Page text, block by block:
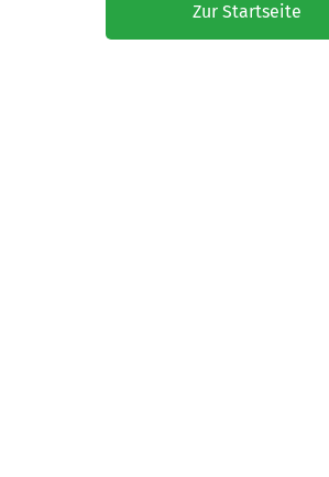
Zur Startseite